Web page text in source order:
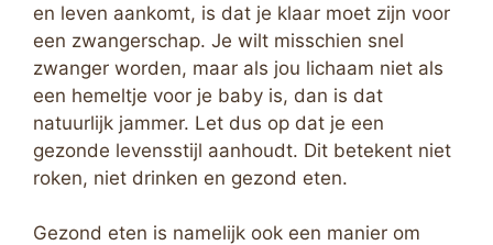
en leven aankomt, is dat je klaar moet zijn voor
een zwangerschap. Je wilt misschien snel
zwanger worden, maar als jou lichaam niet als
een hemeltje voor je baby is, dan is dat
natuurlijk jammer. Let dus op dat je een
gezonde levensstijl aanhoudt. Dit betekent niet
roken, niet drinken en gezond eten.
Gezond eten is namelijk ook een manier om